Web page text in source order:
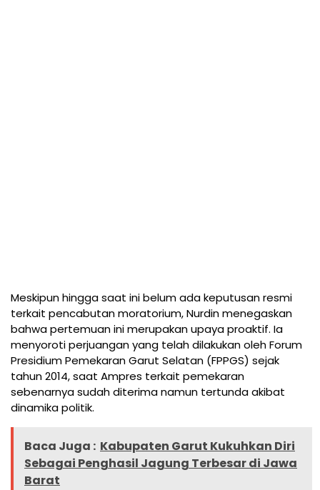
Meskipun hingga saat ini belum ada keputusan resmi
terkait pencabutan moratorium, Nurdin menegaskan
bahwa pertemuan ini merupakan upaya proaktif. Ia
menyoroti perjuangan yang telah dilakukan oleh Forum
Presidium Pemekaran Garut Selatan (FPPGS) sejak
tahun 2014, saat Ampres terkait pemekaran
sebenarnya sudah diterima namun tertunda akibat
dinamika politik.
Baca Juga : Kabupaten Garut Kukuhkan Diri
Sebagai Penghasil Jagung Terbesar di Jawa
Barat